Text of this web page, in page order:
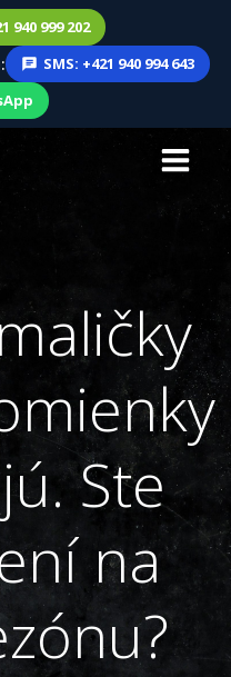
940 999 202
SMS: +421 940 994 643
Ste
na